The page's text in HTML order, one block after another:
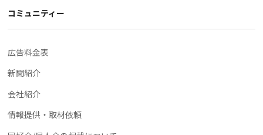
コミュニティー
広告料金表
新聞紹介
会社紹介
情報提供・取材依頼